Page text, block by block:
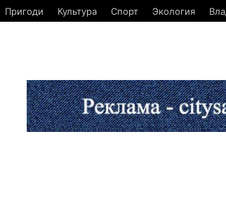
Пригоди Культура Спорт Экология